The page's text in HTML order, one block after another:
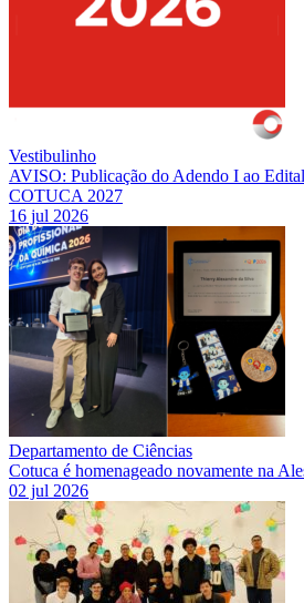
Vestibulinho
AVISO: Publicação do Adendo I ao
COTUCA 2027
16 jul 2026
Departamento de Ciências
Cotuca é homenageado novamente na
02 jul 2026